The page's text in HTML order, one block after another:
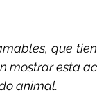
que
mostrar esta
animal.